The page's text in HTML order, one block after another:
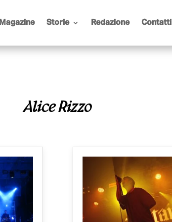
Magazine Storie Redazione Contatti
Alice Rizzo